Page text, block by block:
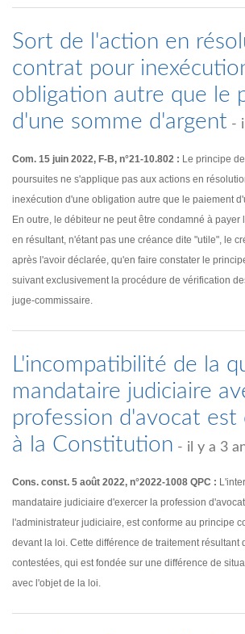
Sort de l'action en
contrat pour
obligation autre que le
d'une somme d'argent -
Com. 15 juin 2022, F-B, n°21-10.802 : Le principe
poursuites ne s'applique pas aux actions en
inexécution d'une obligation autre que le paiement
En outre, le débiteur ne peut être condamné à payer
en résultant, n'étant pas une créance dite "utile", le
après l'avoir déclarée, qu'en faire constater le
suivant exclusivement la procédure de vérification
juge-commissaire.
L'incompatibilité de la
mandataire judiciaire
profession d'avocat est
à la Constitution - il y a 3
Cons. const. 5 août 2022, n°2022-1008 QPC :
mandataire judiciaire d'exercer la profession
l'administrateur judiciaire, est conforme au principe
devant la loi. Cette différence de traitement résultant
contestées, qui est fondée sur une différence de
avec l'objet de la loi.